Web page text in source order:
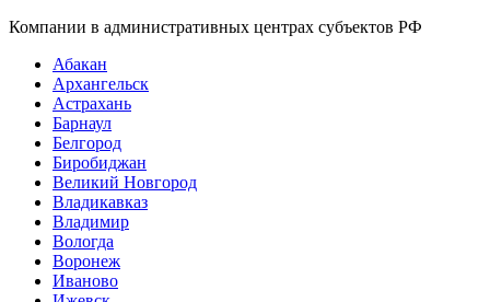
Компании в административных центрах субъектов РФ
Абакан
Архангельск
Астрахань
Барнаул
Белгород
Биробиджан
Великий Новгород
Владикавказ
Владимир
Вологда
Воронеж
Иваново